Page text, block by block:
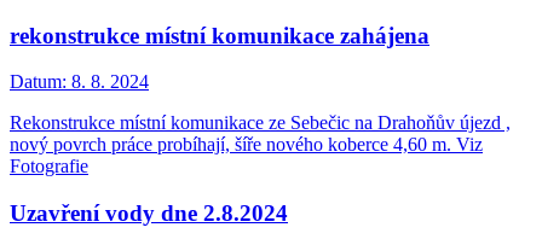
rekonstrukce místní komunikace zahájena
Datum: 8. 8. 2024
Rekonstrukce místní komunikace ze Sebečic na Drahoňův újezd ,
nový povrch práce probíhají, šíře nového koberce 4,60 m. Viz
Fotografie
Uzavření vody dne 2.8.2024